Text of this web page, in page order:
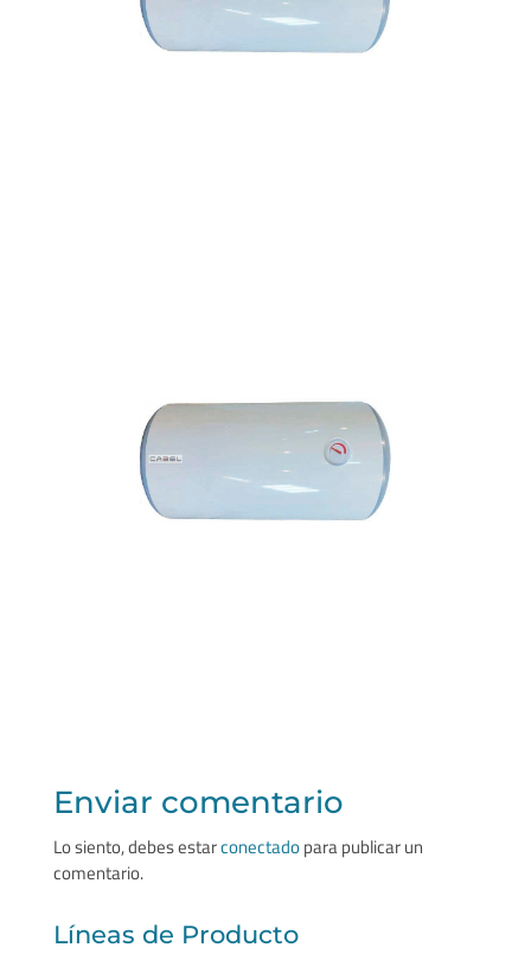
Enviar comentario
Lo siento, debes estarconectadopara publicar un
comentario.
Líneas de Producto